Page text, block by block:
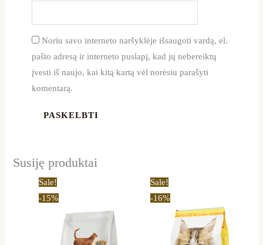
Noriu savo interneto naršyklėje išsaugoti vardą, el.
pašto adresą ir interneto puslapį, kad jų nebereiktų
įvesti iš naujo, kai kitą kartą vėl norėsiu parašyti
komentarą.
Susiję produktai
Sale!
-15%
32,29 €
has
multiple
Sale!
-16%
through
50,69 €
has
multiple